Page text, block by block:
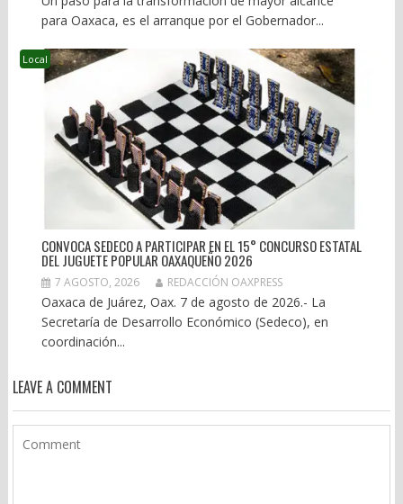
para Oaxaca, es el arranque por el Gobernador...
Local
CONVOCA SEDECO A PARTICIPAR EN EL 15° CONCURSO ESTATAL
DEL JUGUETE POPULAR OAXAQUEÑO 2026
7 AGOSTO, 2026 REDACCIÓN OAXPRESS
Oaxaca de Juárez, Oax. 7 de agosto de 2026.- La
Secretaría de Desarrollo Económico (Sedeco), en
coordinación...
LEAVE A COMMENT